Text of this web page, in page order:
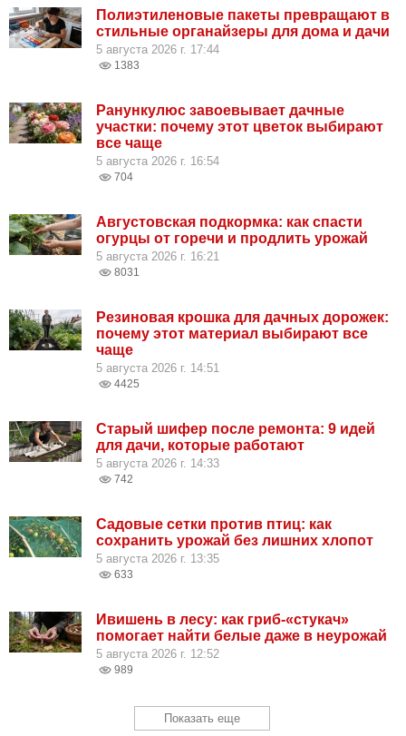
Полиэтиленовые пакеты превращают в
стильные органайзеры для дома и дачи
5 августа 2026 г. 17:44
1383
Ранункулюс завоевывает дачные
участки: почему этот цветок выбирают
все чаще
5 августа 2026 г. 16:54
704
Августовская подкормка: как спасти
огурцы от горечи и продлить урожай
5 августа 2026 г. 16:21
8031
Резиновая крошка для дачных дорожек:
почему этот материал выбирают все
чаще
5 августа 2026 г. 14:51
4425
Старый шифер после ремонта: 9 идей
для дачи, которые работают
5 августа 2026 г. 14:33
742
Садовые сетки против птиц: как
сохранить урожай без лишних хлопот
5 августа 2026 г. 13:35
633
Ивишень в лесу: как гриб-«стукач»
помогает найти белые даже в неурожай
5 августа 2026 г. 12:52
989
Показать еще